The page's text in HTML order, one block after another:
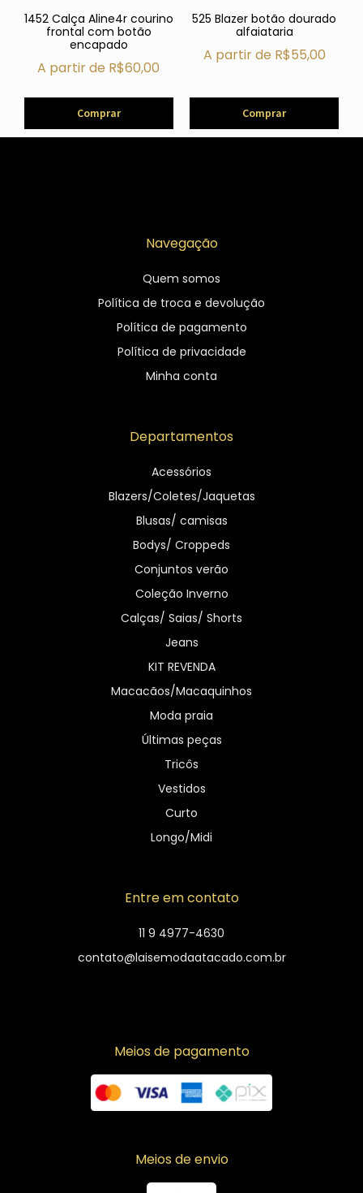
1452 Calça Aline4r courino
frontal com botão
encapado
A partir de R$60,00
Comprar
525 Blazer botão dourado
alfaiataria
A partir de R$55,00
Comprar
Navegação
Quem somos
Política de troca e devolução
Política de pagamento
Política de privacidade
Minha conta
Departamentos
Acessórios
Blazers/Coletes/Jaquetas
Blusas/ camisas
Bodys/ Croppeds
Conjuntos verão
Coleção Inverno
Calças/ Saias/ Shorts
Jeans
KIT REVENDA
Macacãos/Macaquinhos
Moda praia
Últimas peças
Tricôs
Vestidos
Curto
Longo/Midi
Entre em contato
11 9 4977-4630
contato@laisemodaatacado.com.br
Meios de pagamento
Meios de envio